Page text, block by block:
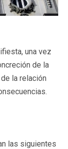
una vez
de la
la relación
las siguientes